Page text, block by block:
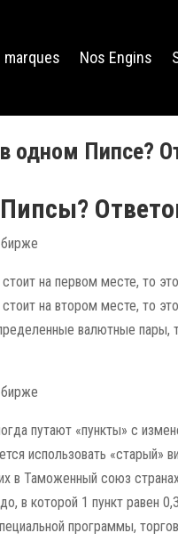
marques Nos Engins
одном Пипсе?
на первом месте, то
на втором месте, то
валютные пары,
путают «пункты» с
использовать «старый»
в Таможенный союз
в которой 1 пункт равен
программы,